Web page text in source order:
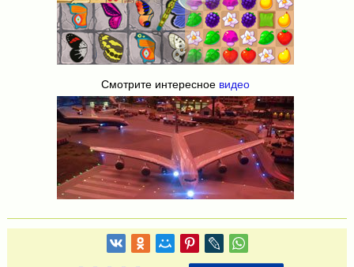
Смотрите интересное видео